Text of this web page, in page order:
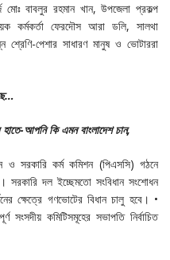
মোঃ বাবলুর রহমান খান, উপজেলা প্রকল্প
কর্মকর্তা ফেরদৌস আরা ডলি, সালথা
পেশার সাধারণ মানুষ ও ভোটাররা
হাতে-আপনিকিএমনবাংলাদেশচান,
ও সরকারি কর্ম কমিশন (পিএসসি) গঠনে
দল ইচ্ছেমতো সংবিধান সংশোধন
ক্ষেত্রে গণভোটের বিধান চালু হবে। •
কমিটিসমূহের সভাপতি নির্বাচিত